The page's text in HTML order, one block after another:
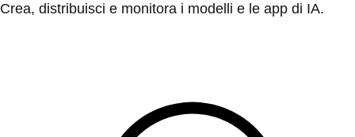
Crea, distribuisci e monitora i modelli e le app di IA.